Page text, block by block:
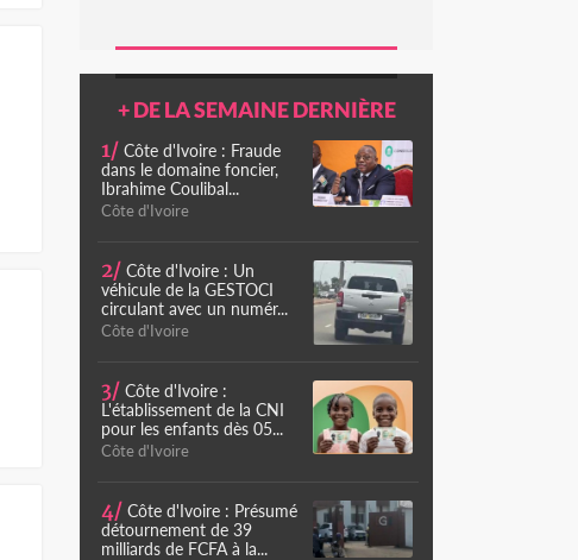
+ DE LA SEMAINE DERNIÈRE
1/ Côte d'Ivoire : Fraude
dans le domaine foncier,
Ibrahime Coulibal...
Côte d'Ivoire
2/ Côte d'Ivoire : Un
véhicule de la GESTOCI
circulant avec un numér...
Côte d'Ivoire
3/ Côte d'Ivoire :
L'établissement de la CNI
pour les enfants dès 05...
Côte d'Ivoire
4/ Côte d'Ivoire : Présumé
détournement de 39
milliards de FCFA à la...